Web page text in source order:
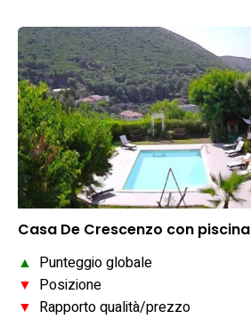
Casa De Crescenzo con piscina
▲ Punteggio globale
▼ Posizione
▼ Rapporto qualità/prezzo